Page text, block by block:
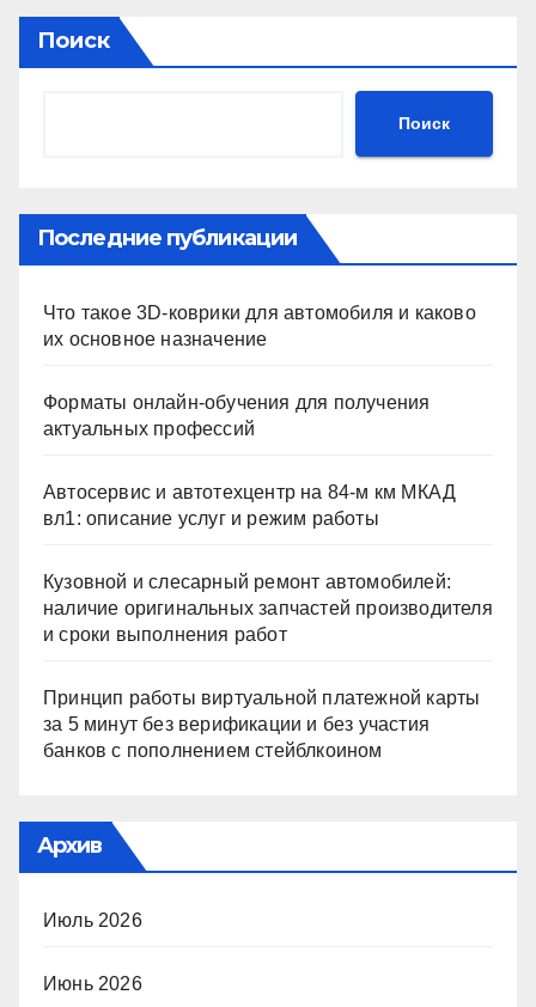
Поиск
Поиск
Последние публикации
Что такое 3D-коврики для автомобиля и каково
их основное назначение
Форматы онлайн-обучения для получения
актуальных профессий
Автосервис и автотехцентр на 84-м км МКАД
вл1: описание услуг и режим работы
Кузовной и слесарный ремонт автомобилей:
наличие оригинальных запчастей производителя
и сроки выполнения работ
Принцип работы виртуальной платежной карты
за 5 минут без верификации и без участия
банков с пополнением стейблкоином
Архив
Июль 2026
Июнь 2026